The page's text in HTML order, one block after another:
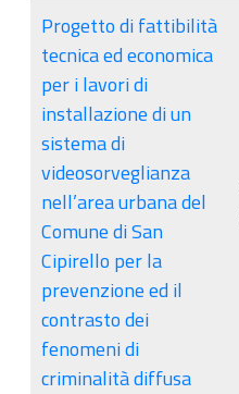
Progetto di fattibilità
tecnica ed economica
per i lavori di
installazione di un
sistema di
videosorveglianza
nell’area urbana del
Comune di San
Cipirello per la
prevenzione ed il
contrasto dei
fenomeni di
criminalità diffusa